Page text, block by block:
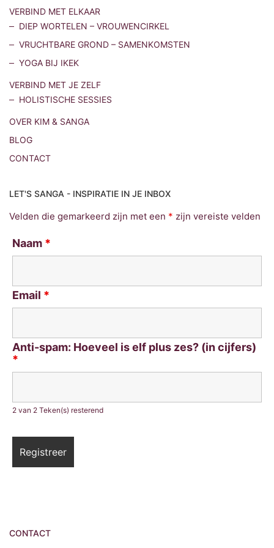
VERBIND MET ELKAAR
DIEP WORTELEN – VROUWENCIRKEL
VRUCHTBARE GROND – SAMENKOMSTEN
YOGA BIJ IKEK
VERBIND MET JE ZELF
HOLISTISCHE SESSIES
OVER KIM & SANGA
BLOG
CONTACT
LET'S SANGA - INSPIRATIE IN JE INBOX
Velden die gemarkeerd zijn met een * zijn vereiste velden
Naam *
Email *
Anti-spam: Hoeveel is elf plus zes? (in cijfers)
*
2 van 2 Teken(s) resterend
CONTACT